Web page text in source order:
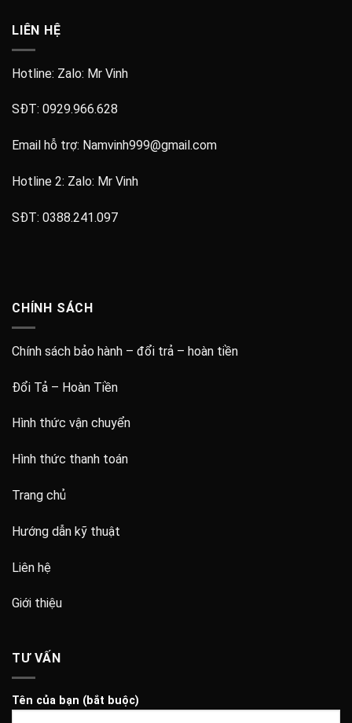
LIÊN HỆ
Hotline: Zalo: Mr Vinh
SĐT: 0929.966.628
Email hỗ trợ: Namvinh999@gmail.com
Hotline 2: Zalo: Mr Vinh
SĐT: 0388.241.097
CHÍNH SÁCH
Chính sách bảo hành – đổi trả – hoàn tiền
Đổi Tả – Hoàn Tiền
Hình thức vận chuyển
Hình thức thanh toán
Trang chủ
Hướng dẫn kỹ thuật
Liên hệ
Giới thiệu
TƯ VẤN
Tên của bạn (bắt buộc)